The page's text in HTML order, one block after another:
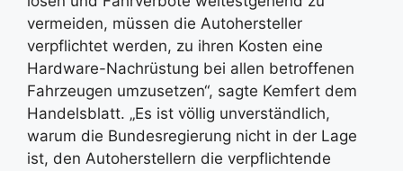
vermeiden, müssen die Autohersteller
verpflichtet werden, zu ihren Kosten eine
Hardware-Nachrüstung bei allen betroffenen
Fahrzeugen umzusetzen“, sagte Kemfert dem
Handelsblatt. „Es ist völlig unverständlich,
warum die Bundesregierung nicht in der Lage
ist, den Autoherstellern die verpflichtende